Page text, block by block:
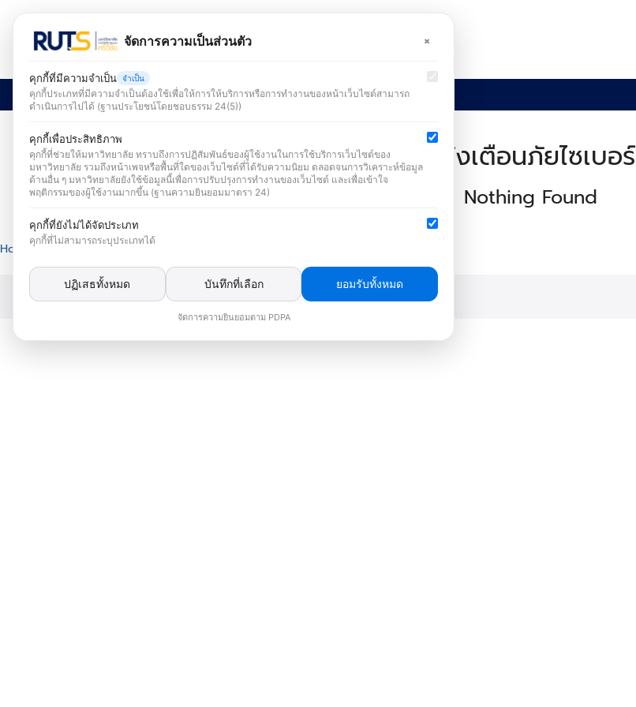
content
หน้าแรกข้อมูลเผยแพร่ Cyber Security ข้อมูลเผยแพร่ PDPA
ติดต่อเรา
แจ้งเตือนภัยไซเบอร์
Nothing Found
Home » 3D FlipBook » แจ้งเตือนภัยไซเบอร์
©2026 RUTS CYBER SECURITY ALL RIGHTS RESERVED.
จัดการความเป็นส่วนตัว ×
คุกกี้ที่มีความจำเป็น จำเป็น
คุกกี้ประเภทที่มีความจำเป็นต้องใช้เพื่อให้การให้บริการหรือการทำงานของหน้าเว็บไซต์สามารถ
ดำเนินการไปได้ (ฐานประโยชน์โดยชอบธรรม 24(5))
คุกกี้เพื่อประสิทธิภาพ
คุกกี้ที่ช่วยให้มหาวิทยาลัย ทราบถึงการปฏิสัมพันธ์ของผู้ใช้งานในการใช้บริการเว็บไซต์ของ
มหาวิทยาลัย รวมถึงหน้าเพจหรือพื้นที่ใดของเว็บไซต์ที่ได้รับความนิยม ตลอดจนการวิเคราะห์ข้อมูล
ด้านอื่น ๆ มหาวิทยาลัยยังใช้ข้อมูลนี้เพื่อการปรับปรุงการทำงานของเว็บไซต์ และเพื่อเข้าใจ
พฤติกรรมของผู้ใช้งานมากขึ้น (ฐานความยินยอมมาตรา 24)
คุกกี้ที่ยังไม่ได้จัดประเภท
คุกกี้ที่ไม่สามารถระบุประเภทได้
ปฏิเสธทั้งหมด บันทึกที่เลือก ยอมรับทั้งหมด
จัดการความยินยอมตาม PDPA